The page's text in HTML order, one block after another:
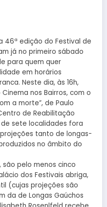
46ª edição do Festival de
já no primeiro sábado
para quem quer
em horários
Neste dia, às 16h,
nos Bairros, com o
a morte”, de Paulo
de Reabilitação
sete localidades fora
tanto de longas-
no âmbito do
pelo menos cinco
dos Festivais abriga,
(cujas projeções são
da de Longas Gaúchos